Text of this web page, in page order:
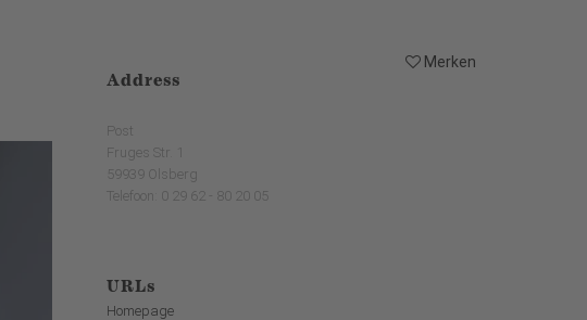
Merken
Address
Post
Fruges Str. 1
59939 Olsberg
Telefoon: 0 29 62 - 80 20 05
URLs
Homepage